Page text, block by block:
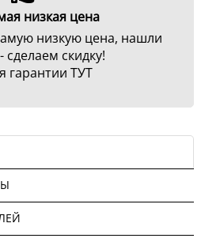
низкая цена
низкую цена, нашли
сделаем скидку!
гарантии ТУТ